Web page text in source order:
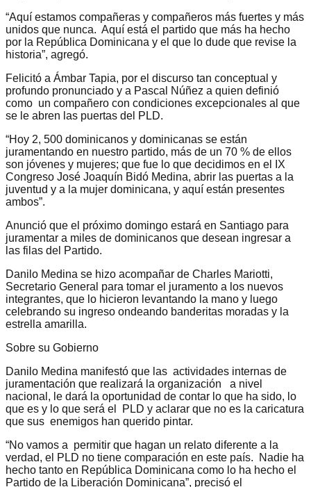
“Aquí estamos compañeras y compañeros más fuertes y más
unidos que nunca. Aquí está el partido que más ha hecho
por la República Dominicana y el que lo dude que revise la
historia”, agregó.
Felicitó a Ámbar Tapia, por el discurso tan conceptual y
profundo pronunciado y a Pascal Núñez a quien definió
como un compañero con condiciones excepcionales al que
se le abren las puertas del PLD.
“Hoy 2, 500 dominicanos y dominicanas se están
juramentando en nuestro partido, más de un 70 % de ellos
son jóvenes y mujeres; que fue lo que decidimos en el IX
Congreso José Joaquín Bidó Medina, abrir las puertas a la
juventud y a la mujer dominicana, y aquí están presentes
ambos”.
Anunció que el próximo domingo estará en Santiago para
juramentar a miles de dominicanos que desean ingresar a
las filas del Partido.
Danilo Medina se hizo acompañar de Charles Mariotti,
Secretario General para tomar el juramento a los nuevos
integrantes, que lo hicieron levantando la mano y luego
celebrando su ingreso ondeando banderitas moradas y la
estrella amarilla.
Sobre su Gobierno
Danilo Medina manifestó que las actividades internas de
juramentación que realizará la organización a nivel
nacional, le dará la oportunidad de contar lo que ha sido, lo
que es y lo que será el PLD y aclarar que no es la caricatura
que sus enemigos han querido pintar.
“No vamos a permitir que hagan un relato diferente a la
verdad, el PLD no tiene comparación en este país. Nadie ha
hecho tanto en República Dominicana como lo ha hecho el
Partido de la Liberación Dominicana”, precisó el